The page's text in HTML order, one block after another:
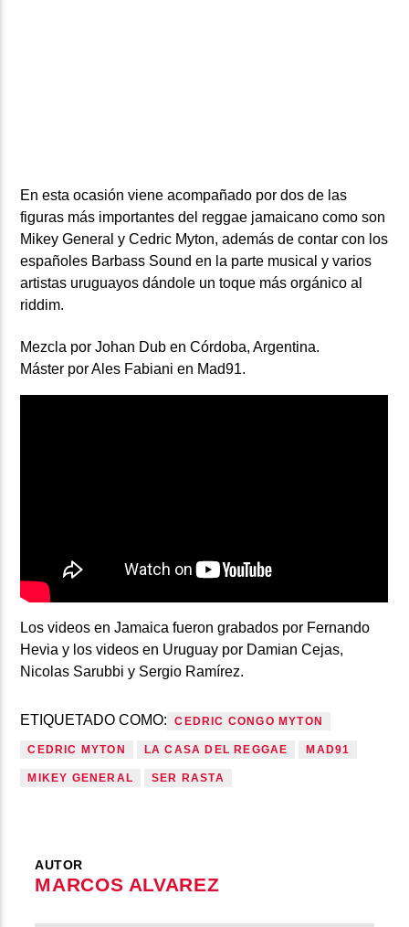
En esta ocasión viene acompañado por dos de las
figuras más importantes del reggae jamaicano como son
Mikey GeneralyCedric Myton,además de contar con los
españoles Barbass Sounden la parte musical y varios
artistas uruguayos dándole un toque más orgánico al
riddim.
Mezcla porJohan Duben Córdoba, Argentina.
Máster porAles Fabiani en Mad91.
Los videos en Jamaica fueron grabados por Fernando
Hevia y los videos en Uruguay por Damian Cejas,
Nicolas Sarubbi y Sergio Ramírez.
ETIQUETADO COMO: CEDRIC CONGO MYTON
CEDRIC MYTON LA CASA DEL REGGAE MAD91
MIKEY GENERAL SER RASTA
AUTOR
MARCOS ALVAREZ